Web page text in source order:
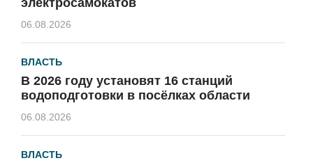
06.08.2026
ВЛАСТЬ
В 2026 году установят 16 станций
водоподготовки в посёлках области
06.08.2026
ВЛАСТЬ